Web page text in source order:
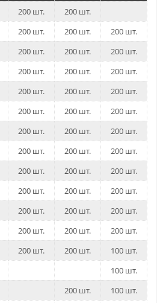
200 шт.
200 шт.
200 шт. 200 шт.
200 шт.
200 шт. 200 шт.
200 шт.
200 шт. 200 шт.
200 шт.
200 шт. 200 шт.
200 шт.
200 шт. 200 шт.
200 шт.
200 шт. 200 шт.
200 шт.
200 шт. 200 шт.
200 шт.
200 шт. 200 шт.
200 шт.
200 шт. 200 шт.
200 шт.
200 шт. 200 шт.
200 шт.
200 шт. 200 шт.
200 шт.
200 шт. 200 шт.
100 шт.
100 шт.
200 шт.
100 шт.